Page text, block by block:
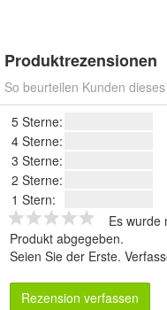
Produktrezensionen
So beurteilen Kunden
5 Sterne:
4 Sterne:
3 Sterne:
2 Sterne:
1 Stern:
Es wurde
Produkt abgegeben.
Seien Sie der Erste.
Rezension verfassen